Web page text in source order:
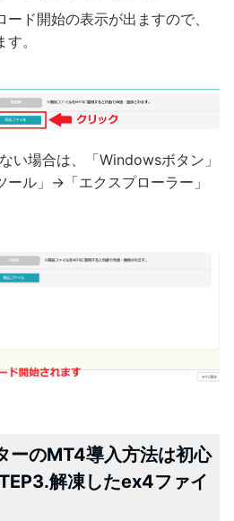
ド開始の表示が出ますので、
。
い場合は、「Windowsボタン」
ル」→「エクスプローラー」
ーのMT4導入方法は初心
解凍したex4ファイ